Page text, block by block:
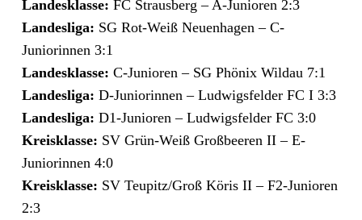
Landesklasse: FC Strausberg – A-Junioren 2:3
Landesliga: SG Rot-Weiß Neuenhagen – C-
Juniorinnen 3:1
Landesklasse: C-Junioren – SG Phönix Wildau 7:1
Landesliga: D-Juniorinnen – Ludwigsfelder FC I 3:3
Landesliga: D1-Junioren – Ludwigsfelder FC 3:0
Kreisklasse: SV Grün-Weiß Großbeeren II – E-
Juniorinnen 4:0
Kreisklasse: SV Teupitz/​Groß Köris II – F2-Junioren
2:3